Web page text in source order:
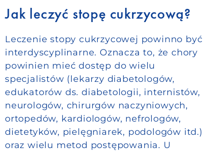
Jak leczyć stopę cukrzycową?
Leczenie stopy cukrzycowej powinno być
interdyscyplinarne. Oznacza to, że chory
powinien mieć dostęp do wielu
specjalistów (lekarzy diabetologów,
edukatorów ds. diabetologii, internistów,
neurologów, chirurgów naczyniowych,
ortopedów, kardiologów, nefrologów,
dietetyków, pielęgniarek, podologów itd.)
oraz wielu metod postępowania. U